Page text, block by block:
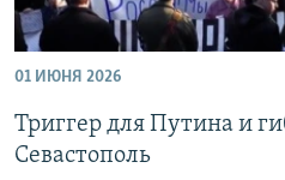
01 ИЮНЯ 2026
Триггер для Путина и
Севастополь